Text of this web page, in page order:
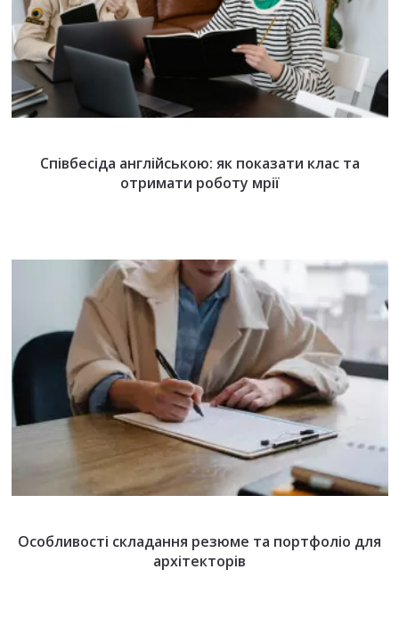
Співбесіда англійською: як показати клас та
отримати роботу мрії
Особливості складання резюме та портфоліо для
архітекторів